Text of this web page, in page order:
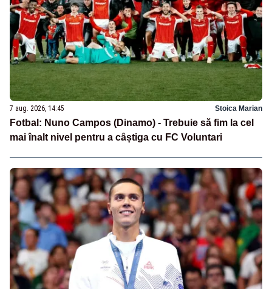
7 aug. 2026, 14:45 Stoica Marian
Fotbal: Nuno Campos (Dinamo) - Trebuie să fim la cel
mai înalt nivel pentru a câștiga cu FC Voluntari